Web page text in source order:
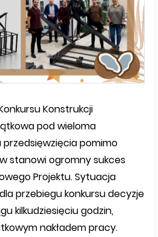
Konstrukcji
pod wieloma
przedsięwzięcia pomimo
stanowi ogromny sukces
Projektu. Sytuacja
przebiegu konkursu decyzje
kilkudziesięciu godzin,
nakładem pracy.